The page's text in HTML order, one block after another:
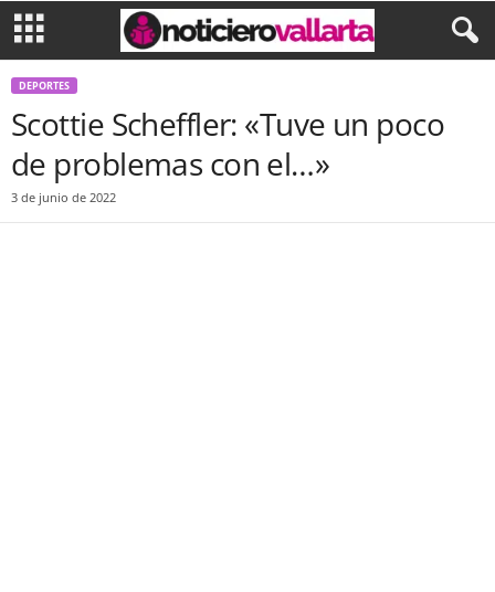
DEPORTES
Scottie Scheffler: «Tuve un poco
de problemas con el…»
3 de junio de 2022